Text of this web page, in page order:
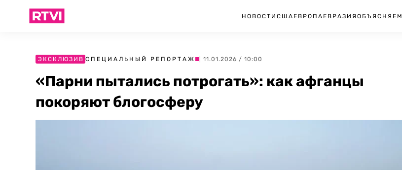
НОВОСТИ США ЕВРОПА ЕВРАЗИЯ ОБЪЯСНЯЕМ
ЭКСКЛЮЗИВ СПЕЦИАЛЬНЫЙ РЕПОРТАЖ | 11.01.2026 / 10:00
«Парни пытались потрогать»: как афганцы
покоряют блогосферу